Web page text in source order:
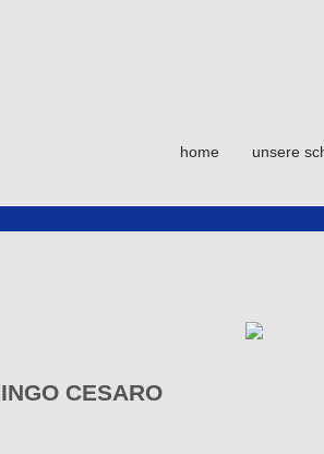
home unsere
CESARO